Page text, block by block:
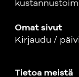
Omat sivut
Kirjaudu /
Tietoa meistä